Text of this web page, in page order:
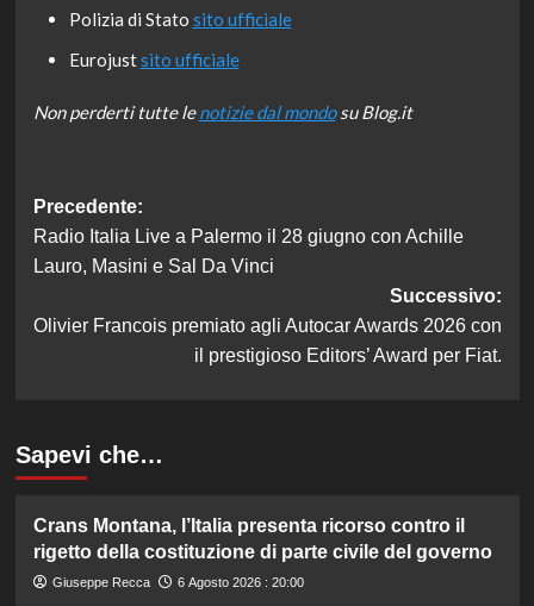
Polizia di Stato sito ufficiale
Eurojustsito ufficiale
Non perderti tutte lenotizie dal mondosu Blog.it
Navigazione
articolo
Precedente:
Radio Italia Live a Palermo il 28 giugno con Achille
Lauro, Masini e Sal Da Vinci
Successivo:
Olivier Francois premiato agli Autocar Awards 2026 con
il prestigioso Editors’ Award per Fiat.
Sapevi che…
Crans Montana, l’Italia presenta ricorso contro il
rigetto della costituzione di parte civile del governo
Giuseppe Recca 6 Agosto 2026 : 20:00